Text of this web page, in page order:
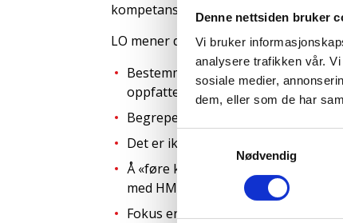
Denne nettsiden bruker
Vi bruker
analysere trafikken vår.
sosiale medier,
dem, eller som de har
Nødvendig
kompetanse» til å sikre at arbeidet
LO mener dette er problematisk av
Bestemmelsen handler primært
oppfatte den som relevant for
Begrepet «nødvendig
Det er ikke regulert hvordan denne
Å «føre kontroll med» arbeid er
med HMS.
Fokus er på at arbeidet utføres